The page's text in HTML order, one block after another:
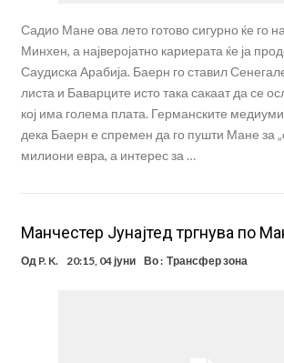
Садио Мане ова лето готово сигурно ќе го
Минхен, а најверојатно кариерата ќе ја
Саудиска Арабија. Баерн го ставил
листа и Баварците исто така сакаат да се
кој има голема плата. Германските
дека Баерн е спремен да го пушти Мане за
милиони евра, а интерес за …
Манчестер Јунајтед тргнува по
Од P. K. 20:15, 04 јуни Во : Трансфер зона